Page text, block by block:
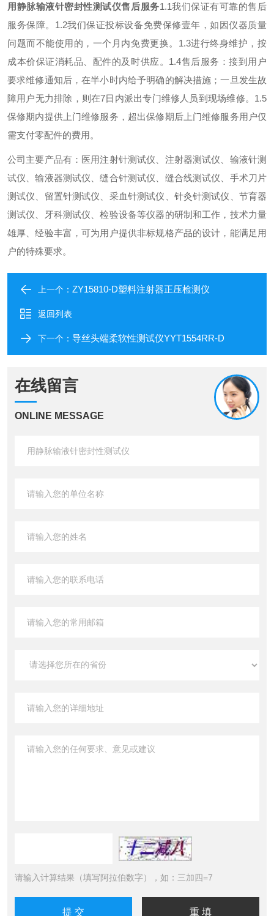
用静脉输液针密封性测试仪售后服务1.1我们保证有可靠的售后
服务保障。 1.2我们保证投标设备免费保修壹年，如因仪器质量
问题而不能使用的，一个月内免费更换。 1.3进行终身维护，按
成本价保证消耗品、配件的及时供应。 1.4售后服务：接到用户
要求维修通知后，在半小时内给予明确的解决措施；一旦发生故
障用户无力排除，则在7日内派出专门维修人员到现场维修。 1.5
保修期内提供上门维修服务，超出保修期后上门维修服务用户仅
需支付零配件的费用。
公司主要产品有：医用注射针测试仪、注射器测试仪、输液针测
试仪、输液器测试仪、缝合针测试仪、缝合线测试仪、手术刀片
测试仪、留置针测试仪、采血针测试仪、针灸针测试仪、节育器
测试仪、牙科测试仪、检验设备等仪器的研制和工作，技术力量
雄厚、经验丰富，可为用户提供非标规格产品的设计，能满足用
户的特殊要求。
上一个： ZY15810-D塑料注射器正压检测仪
返回列表
下一个： 导丝头端柔软性测试仪YYT1554RR-D
在线留言
ONLINE MESSAGE
请输入计算结果（填写阿拉伯数字），如：三加四=7